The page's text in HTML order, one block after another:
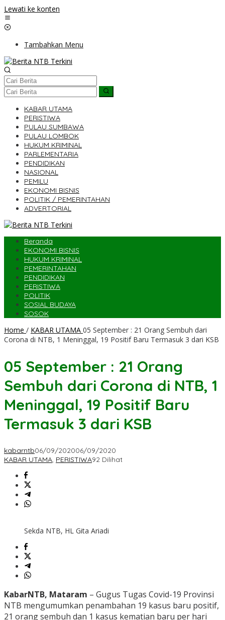
Lewati ke konten
Tambahkan Menu
KABAR UTAMA
PERISTIWA
PULAU SUMBAWA
PULAU LOMBOK
HUKUM KRIMINAL
PARLEMENTARIA
PENDIDIKAN
NASIONAL
PEMILU
EKONOMI BISNIS
POLITIK / PEMERINTAHAN
ADVERTORIAL
Beranda
EKONOMI BISNIS
HUKUM KRIMINAL
PEMERINTAHAN
PENDIDIKAN
PERISTIWA
POLITIK
SOSIAL BUDAYA
SOSOK
Home / KABAR UTAMA 05 September : 21 Orang Sembuh dari
Corona di NTB, 1 Meninggal, 19 Positif Baru Termasuk 3 dari KSB
05 September : 21 Orang
Sembuh dari Corona di NTB, 1
Meninggal, 19 Positif Baru
Termasuk 3 dari KSB
kabarntb06/09/202006/09/2020
KABAR UTAMA, PERISTIWA92 Dilihat
Sekda NTB, HL Gita Ariadi
KabarNTB, Mataram – Gugus Tugas Covid-19 Provinsi
NTB mengumumkan penambahan 19 kasus baru positif,
21 orang sembuh dan 1 kasus kematian baru per hari